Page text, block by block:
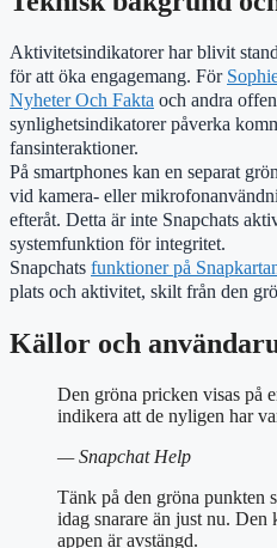
Aktivitetsindikatorer har blivit
för att öka engagemang. För
Nyheter Och Fakta och andra
synlighetsindikatorer påverka
fansinteraktioner.
På smartphones kan en separat
vid kamera- eller
efteråt. Detta är inte Snapchats
systemfunktion för integritet.
Snapchats funktioner på
plats och aktivitet, skilt från den
Källor och
Den gröna pricken visas på
indikera att de nyligen har
— Snapchat Help
Tänk på den gröna punkten
idag snarare än just nu. Den
appen är avstängd.